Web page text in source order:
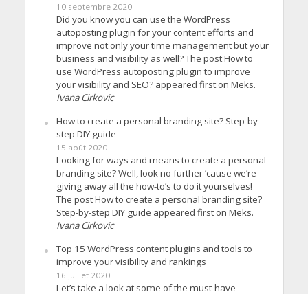
10 septembre 2020
Did you know you can use the WordPress
autoposting plugin for your content efforts and
improve not only your time management but your
business and visibility as well? The post How to
use WordPress autoposting plugin to improve
your visibility and SEO? appeared first on Meks.
Ivana Cirkovic
How to create a personal branding site? Step-by-
step DIY guide
15 août 2020
Looking for ways and means to create a personal
branding site? Well, look no further ’cause we’re
giving away all the how-to’s to do it yourselves!
The post How to create a personal branding site?
Step-by-step DIY guide appeared first on Meks.
Ivana Cirkovic
Top 15 WordPress content plugins and tools to
improve your visibility and rankings
16 juillet 2020
Let’s take a look at some of the must-have